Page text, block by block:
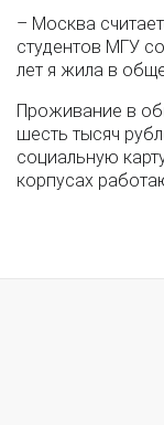
– Москва
студентов МГУ
лет я жила в
Проживание в
шесть тысяч
социальную
корпусах